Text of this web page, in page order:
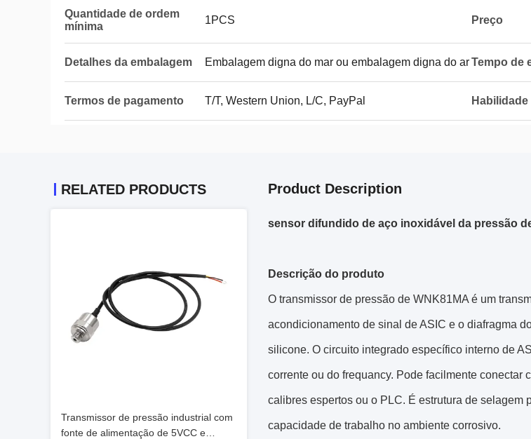
Quantidade de ordem
mínima
1PCS Preço
Detalhes da embalagem Embalagem digna do mar ou embalagem digna do arTempo de
Termos de pagamento T/T, Western Union, L/C, PayPal
RELATED PRODUCTS
Transmissor de pressão industrial com
fonte de alimentação de 5VCC e
Product Description
sensor difundido de aço inoxidável da pressão
Descrição do produto
O transmissor de pressão de WNK81MA é um
acondicionamento de sinal de ASIC e o diafragma
silicone. O circuito integrado específico interno de
corrente ou do frequancy. Pode facilmente conectar
calibres espertos ou o PLC. É estrutura de
capacidade de trabalho no ambiente corrosivo.